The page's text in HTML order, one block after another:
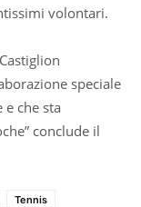
volontari.
speciale
che sta
conclude il
Tennis